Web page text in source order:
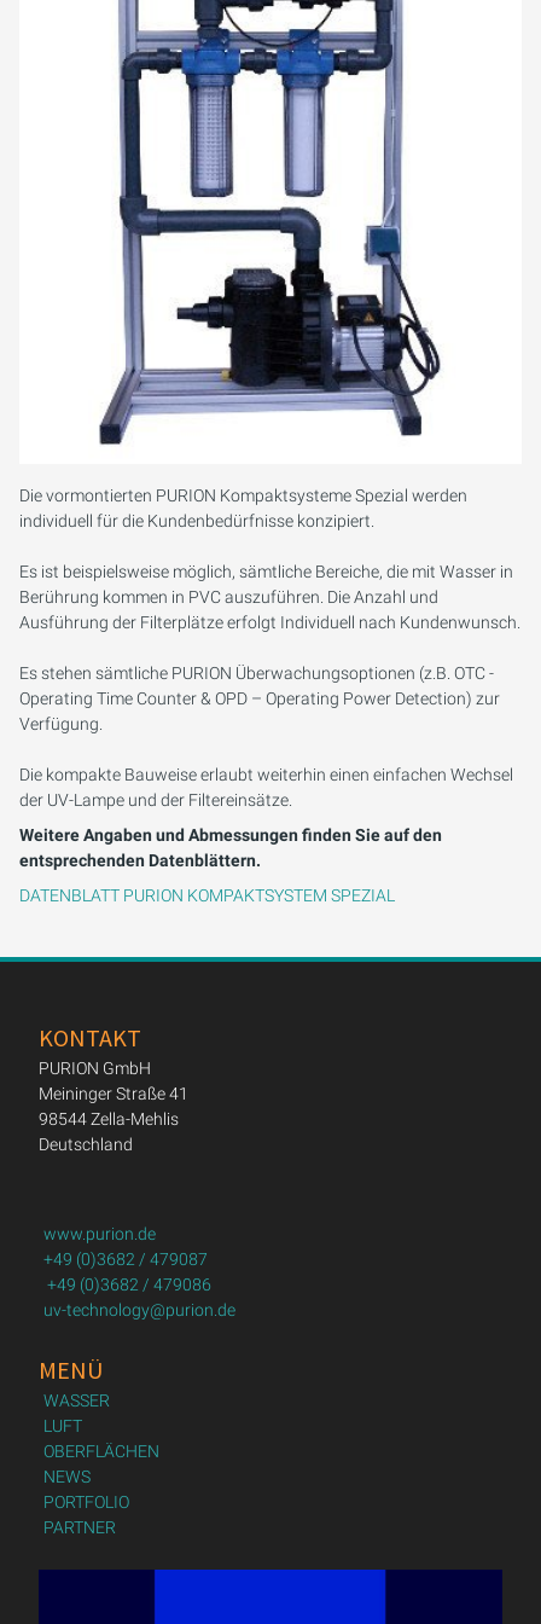
PURION 2500 36 W DUAL
PURION 2500 90 W DUAL
PURION 2500 H DUAL
PURION 2501 DUAL
PURION 2501 H DUAL
PURION DVGW ZERT
PURION DVGW ZERT ALL-IN-ONE
Die vormontierten PURION Kompaktsysteme Spezial werden
individuell für die Kundenbedürfnisse konzipiert.
Es ist beispielsweise möglich, sämtliche Bereiche, die mit Wasser in
Berührung kommen in PVC auszuführen. Die Anzahl und
Ausführung der Filterplätze erfolgt Individuell nach Kundenwunsch.
Es stehen sämtliche PURION Überwachungsoptionen (z.B. OTC -
Operating Time Counter & OPD – Operating Power Detection) zur
Verfügung.
Die kompakte Bauweise erlaubt weiterhin einen einfachen Wechsel
der UV-Lampe und der Filtereinsätze.
Weitere Angaben und Abmessungen finden Sie auf den
entsprechenden Datenblättern.
DATENBLATT PURION KOMPAKTSYSTEM SPEZIAL
KONTAKT
PURION GmbH
Meininger Straße 41
98544 Zella-Mehlis
Deutschland
www.purion.de
+49 (0)3682 / 479087
+49 (0)3682 / 479086
uv-technology@purion.de
MENÜ
WASSER
LUFT
OBERFLÄCHEN
NEWS
PORTFOLIO
PARTNER